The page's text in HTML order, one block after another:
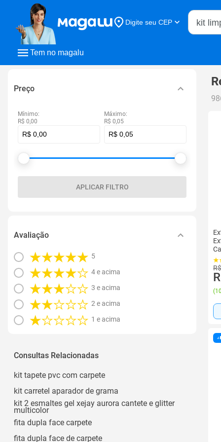
Tem no magalu
Digite seu CEP
Buscar
Preço
Mínimo:
R$ 0,00
Máximo:
R$ 0,05
APLICAR FILTRO
Avaliação
5
4 e acima
3 e acima
2 e acima
1 e acima
Consultas Relacionadas
kit tapete pvc com carpete
kit carretel aparador de grama
kit 2 esmaltes gel xejay aurora cantete e glitter
multicolor
fita dupla face carpete
fita dupla face de carpete
(